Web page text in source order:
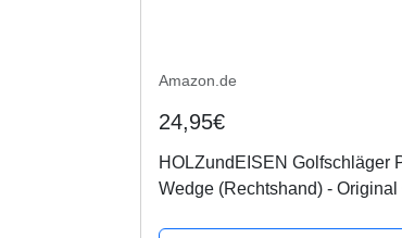
Amazon.de
24,95€
HOLZundEISEN Golfschläger
Wedge (Rechtshand) -